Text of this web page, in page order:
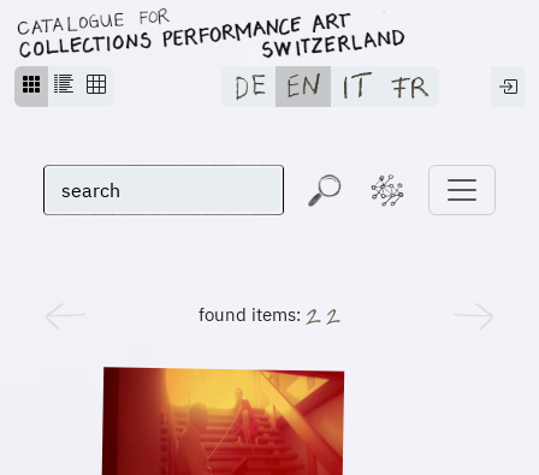
found items: